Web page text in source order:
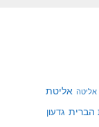
אליטה אליטת
הברית גדעון